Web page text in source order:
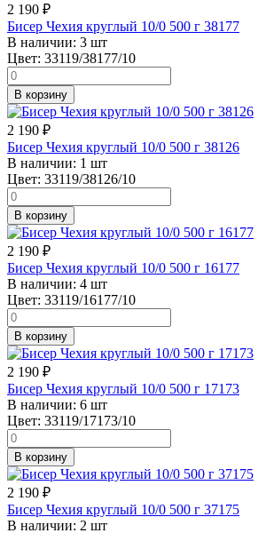
2 190 ₽
Бисер Чехия круглый 10/0 500 г 38177
В наличии: 3 шт
Цвет: 33119/38177/10
В корзину
2 190 ₽
Бисер Чехия круглый 10/0 500 г 38126
В наличии: 1 шт
Цвет: 33119/38126/10
В корзину
2 190 ₽
Бисер Чехия круглый 10/0 500 г 16177
В наличии: 4 шт
Цвет: 33119/16177/10
В корзину
2 190 ₽
Бисер Чехия круглый 10/0 500 г 17173
В наличии: 6 шт
Цвет: 33119/17173/10
В корзину
2 190 ₽
Бисер Чехия круглый 10/0 500 г 37175
В наличии: 2 шт